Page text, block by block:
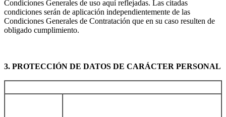
Condiciones Generales de uso aquí reflejadas. Las citadas
condiciones serán de aplicación independientemente de las
Condiciones Generales de Contratación que en su caso resulten de
obligado cumplimiento.
3. PROTECCIÓN DE DATOS DE CARÁCTER PERSONAL